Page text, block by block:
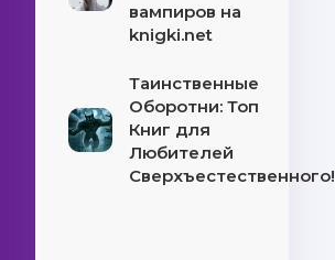
вампиров на
knigki.net
Таинственные
Оборотни: Топ
Книг для
Любителей
Сверхъестественного!